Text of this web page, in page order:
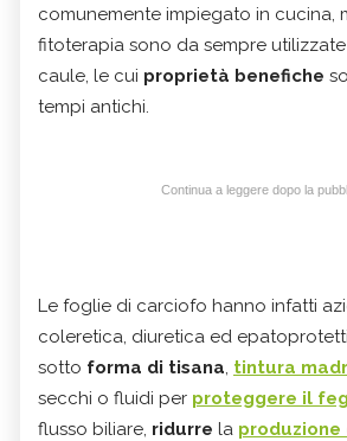
comunemente impiegato in cucina,
fitoterapia sono da sempre
caule, le cui proprietà benefiche
tempi antichi.
Continua a leggere dopo la
Le foglie di carciofo hanno infatti
coleretica, diuretica ed
sotto forma di tisana, tintura
secchi o fluidi per proteggere il
flusso biliare, ridurre la produzione